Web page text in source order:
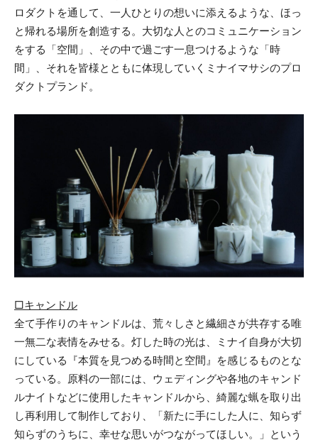
ロダクトを通して、一人ひとりの想いに添えるような、ほっ
と帰れる場所を創造する。大切な人とのコミュニケーション
をする「空間」、その中で過ごす一息つけるような「時
間」、それを皆様とともに体現していくミナイマサシのプロ
ダクトプランド。
□キャンドル
全て手作りのキャンドルは、荒々しさと繊細さが共存する唯
一無二な表情をみせる。灯した時の光は、ミナイ自身が大切
にしている『本質を見つめる時間と空間』を感じるものとな
っている。原料の一部には、ウェディングや各地のキャンド
ルナイトなどに使用したキャンドルから、綺麗な蝋を取り出
し再利用して制作しており、「新たに手にした人に、知らず
知らずのうちに、幸せな思いがつながってほしい。」という